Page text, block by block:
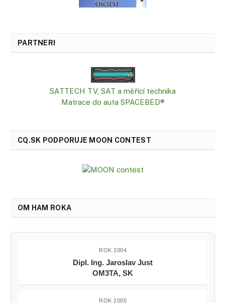
PARTNERI
SATTECH TV, SAT a měřící technika
Matrace do auta SPACEBED®
CQ.SK PODPORUJE MOON CONTEST
OM HAM ROKA
ROK 2004
Dipl. Ing. Jaroslav Just
OM3TA, SK
ROK 2005